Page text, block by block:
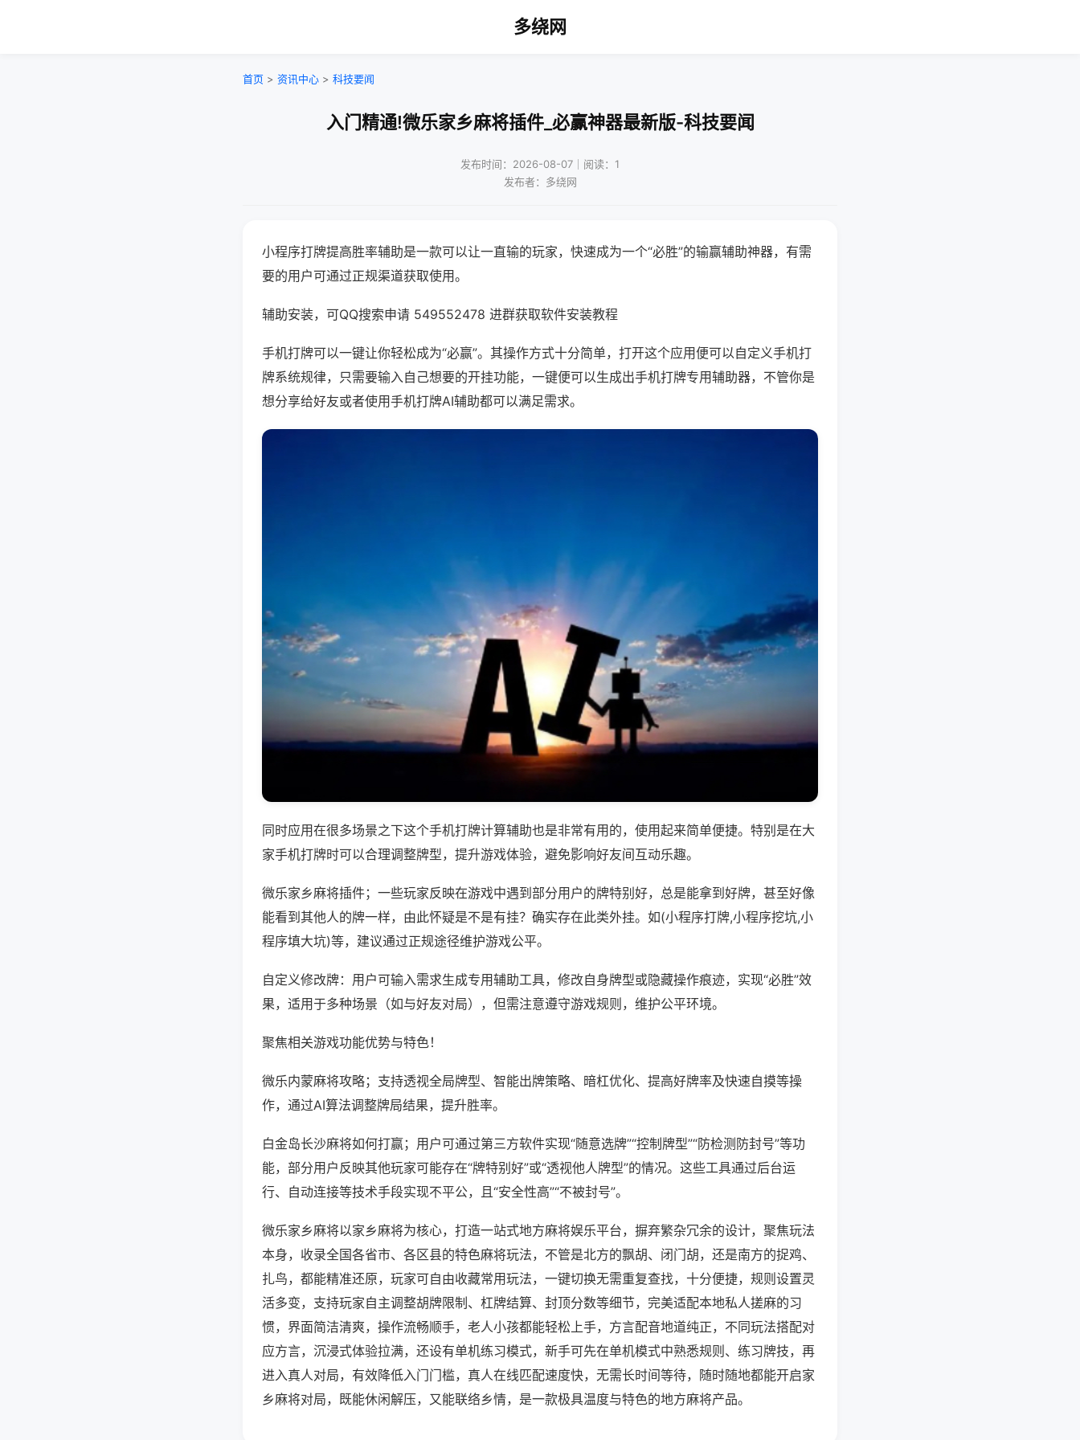
多绕网
首页 > 资讯中心 > 科技要闻
入门精通!微乐家乡麻将插件_必赢神器最新版-科技要闻
发布时间：2026-08-07｜阅读：1
发布者：多绕网
小程序打牌提高胜率辅助是一款可以让一直输的玩家，快速成为一个“必胜”的输赢辅助神器，有需
要的用户可通过正规渠道获取使用。
辅助安装，可QQ搜索申请 549552478 进群获取软件安装教程
手机打牌可以一键让你轻松成为“必赢”。其操作方式十分简单，打开这个应用便可以自定义手机打
牌系统规律，只需要输入自己想要的开挂功能，一键便可以生成出手机打牌专用辅助器，不管你是
想分享给好友或者使用手机打牌AI辅助都可以满足需求。
同时应用在很多场景之下这个手机打牌计算辅助也是非常有用的，使用起来简单便捷。特别是在大
家手机打牌时可以合理调整牌型，提升游戏体验，避免影响好友间互动乐趣。
微乐家乡麻将插件；一些玩家反映在游戏中遇到部分用户的牌特别好，总是能拿到好牌，甚至好像
能看到其他人的牌一样，由此怀疑是不是有挂？确实存在此类外挂。如(小程序打牌,小程序挖坑,小
程序填大坑)等，建议通过正规途径维护游戏公平。
自定义修改牌：用户可输入需求生成专用辅助工具，修改自身牌型或隐藏操作痕迹，实现“必胜”效
果，适用于多种场景（如与好友对局），但需注意遵守游戏规则，维护公平环境。
聚焦相关游戏功能优势与特色！
微乐内蒙麻将攻略；支持透视全局牌型、智能出牌策略、暗杠优化、提高好牌率及快速自摸等操
作，通过AI算法调整牌局结果，提升胜率。
白金岛长沙麻将如何打赢；用户可通过第三方软件实现“随意选牌”“控制牌型”“防检测防封号”等功
能，部分用户反映其他玩家可能存在“牌特别好”或“透视他人牌型”的情况。这些工具通过后台运
行、自动连接等技术手段实现不平公，且“安全性高”“不被封号”。
微乐家乡麻将以家乡麻将为核心，打造一站式地方麻将娱乐平台，摒弃繁杂冗余的设计，聚焦玩法
本身，收录全国各省市、各区县的特色麻将玩法，不管是北方的飘胡、闭门胡，还是南方的捉鸡、
扎鸟，都能精准还原，玩家可自由收藏常用玩法，一键切换无需重复查找，十分便捷，规则设置灵
活多变，支持玩家自主调整胡牌限制、杠牌结算、封顶分数等细节，完美适配本地私人搓麻的习
惯，界面简洁清爽，操作流畅顺手，老人小孩都能轻松上手，方言配音地道纯正，不同玩法搭配对
应方言，沉浸式体验拉满，还设有单机练习模式，新手可先在单机模式中熟悉规则、练习牌技，再
进入真人对局，有效降低入门门槛，真人在线匹配速度快，无需长时间等待，随时随地都能开启家
乡麻将对局，既能休闲解压，又能联络乡情，是一款极具温度与特色的地方麻将产品。